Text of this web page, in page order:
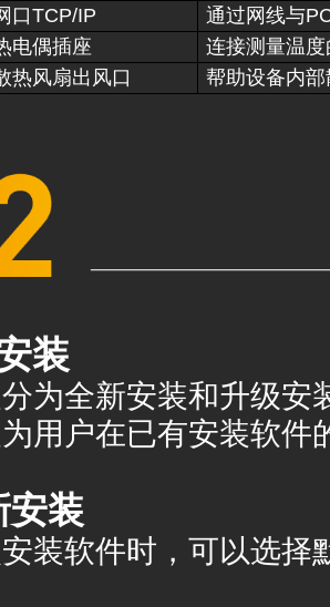
口TCP/IP
通过网线与
电偶插座
连接测量温
热风扇出风口 帮助设备内部
装
为全新安装和升级安
用户在已有安装软件
安装
装软件时，可以选择